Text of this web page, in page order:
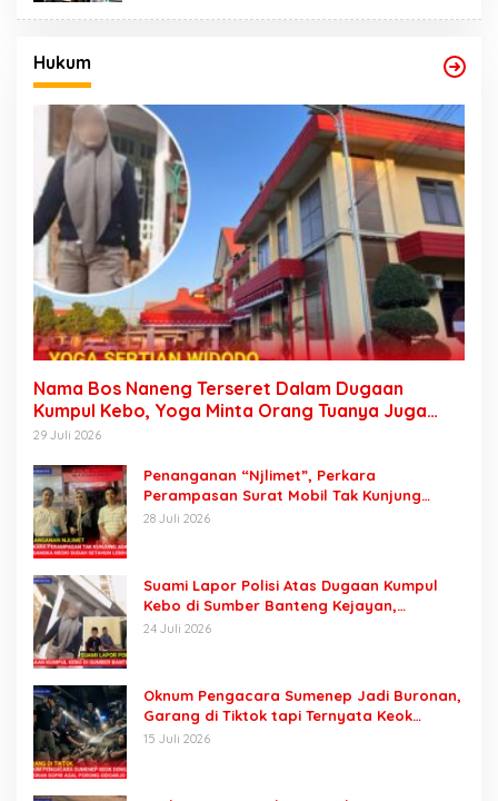
Hukum
Nama Bos Naneng Terseret Dalam Dugaan
Kumpul Kebo, Yoga Minta Orang Tuanya Juga
Dipanggil Polisi
29 Juli 2026
Penanganan “Njlimet”, Perkara
Perampasan Surat Mobil Tak Kunjung
Tersangka Padahal Setahun di Polres
28 Juli 2026
Suami Lapor Polisi Atas Dugaan Kumpul
Kebo di Sumber Banteng Kejayan,
Keluarga Minta Segera Ditangkap
24 Juli 2026
Oknum Pengacara Sumenep Jadi Buronan,
Garang di Tiktok tapi Ternyata Keok
Dengan Laporan Seorang Sopir
15 Juli 2026